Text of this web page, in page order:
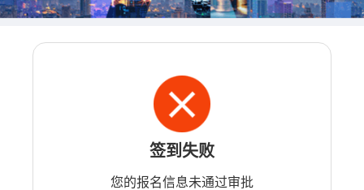
签到失败
您的报名信息未通过审批